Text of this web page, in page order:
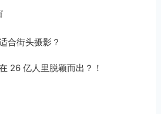
合街头摄影？
26 亿人里脱颖而出？！